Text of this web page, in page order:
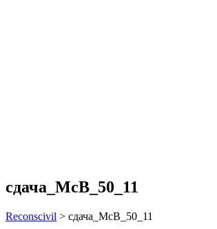
сдача_МсВ_50_11
Reconscivil > сдача_МсВ_50_11